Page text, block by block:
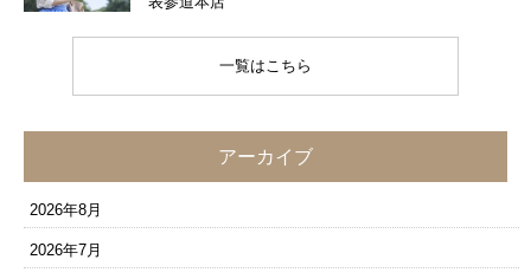
一覧はこちら
アーカイブ
2026年8月
2026年7月